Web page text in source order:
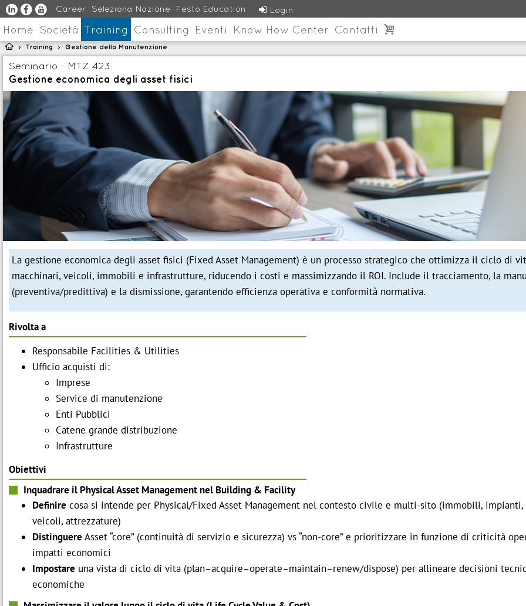
u s v Career Seleziona Nazione Festo Education  Login
Home Società Training Consulting Eventi Know How Center Contatti 
 > Training > Gestione della Manutenzione
Seminario - MTZ 423
Gestione economica degli asset fisici
La gestione economica degli asset fisici (Fixed Asset Management) è un processo strategico che ottimizza il ciclo di
macchinari, veicoli, immobili e infrastrutture, riducendo i costi e massimizzando il ROI. Include il tracciamento, la
(preventiva/predittiva) e la dismissione, garantendo efficienza operativa e conformità normativa.
Rivolta a
Responsabile Facilities & Utilities
Ufficio acquisti di:
Imprese
Service di manutenzione
Enti Pubblici
Catene grande distribuzione
Infrastrutture
Obiettivi
Inquadrare il Physical Asset Management nel Building & Facility
Definire cosa si intende per Physical/Fixed Asset Management nel contesto civile e multi-sito (immobili,
veicoli, attrezzature)
Distinguere Asset “core” (continuità di servizio e sicurezza) vs “non-core” e prioritizzare in funzione di criticità
impatti economici
Impostare una vista di ciclo di vita (plan–acquire–operate–maintain–renew/dispose) per allineare decisioni
economiche